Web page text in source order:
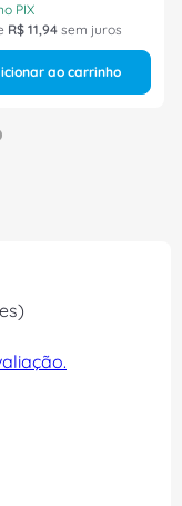
PIX
R$ 11,94 sem juros
ao carrinho